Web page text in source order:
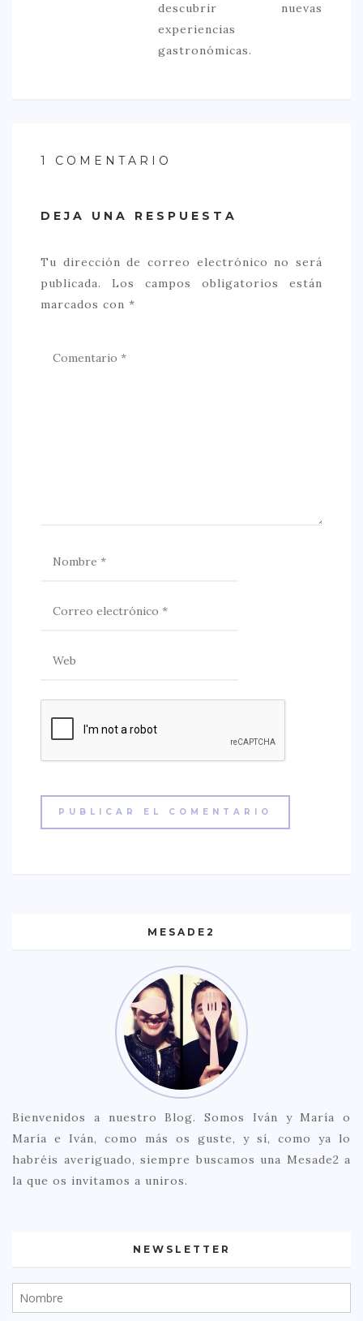
descubrir nuevas
experiencias
gastronómicas.
1 COMENTARIO
DEJA UNA RESPUESTA
Tu dirección de correo electrónico no será
publicada.
Los campos obligatorios están
marcados con *
MESADE2
Bienvenidos a nuestro Blog. Somos Iván y María o
María e Iván, como más os guste, y sí, como ya lo
habréis averiguado, siempre buscamos una Mesade2 a
la que os invitamos a uniros.
NEWSLETTER